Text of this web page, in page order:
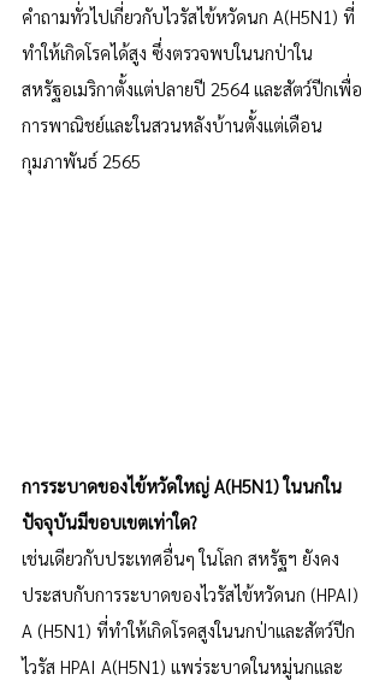
คำถามทั่วไปเกี่ยวกับไวรัสไข้หวัดนก A(H5N1) ที่
ทำให้เกิดโรคได้สูง ซึ่งตรวจพบในนกป่าใน
สหรัฐอเมริกาตั้งแต่ปลายปี 2564 และสัตว์ปีกเพื่อ
การพาณิชย์และในสวนหลังบ้านตั้งแต่เดือน
กุมภาพันธ์ 2565
การระบาดของไข้หวัดใหญ่ A(H5N1) ในนกใน
ปัจจุบันมีขอบเขตเท่าใด?
เช่นเดียวกับประเทศอื่นๆ ในโลก สหรัฐฯ ยังคง
ประสบกับการระบาดของไวรัสไข้หวัดนก (HPAI)
A (H5N1) ที่ทำให้เกิดโรคสูงในนกป่าและสัตว์ปีก
ไวรัส HPAI A(H5N1) แพร่ระบาดในหมู่นกและ